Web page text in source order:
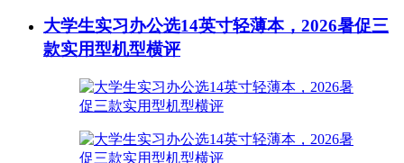
大学生实习办公选14英寸轻薄本，2026暑促三
款实用型机型横评